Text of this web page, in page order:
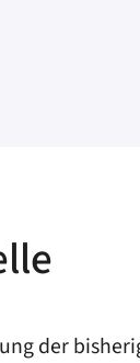
der